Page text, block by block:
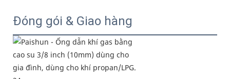
Đóng gói & Giao hàng